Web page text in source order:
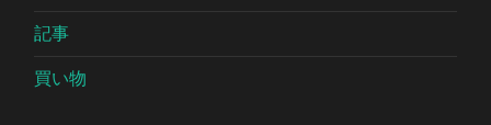
記事
買い物